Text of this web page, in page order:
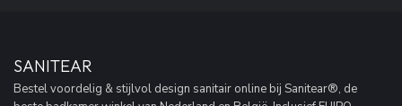
SANITEAR
Bestel voordelig & stijlvol design sanitair online bij Sanitear®, de